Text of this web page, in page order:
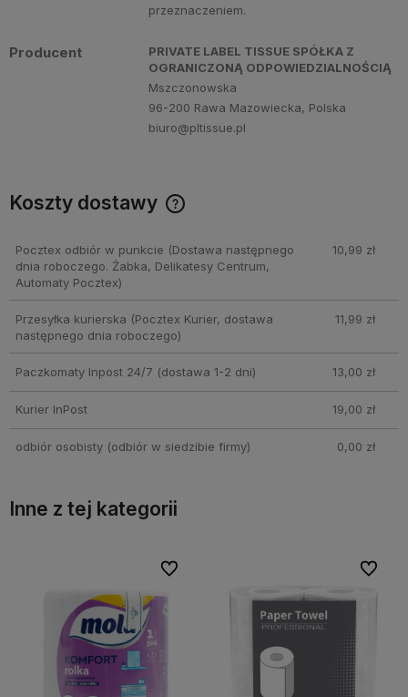
przeznaczeniem.
Producent
PRIVATE LABEL TISSUE SPÓŁKA Z
OGRANICZONĄ ODPOWIEDZIALNOŚCIĄ
Mszczonowska
96-200 Rawa Mazowiecka, Polska
biuro@pltissue.pl
Koszty dostawy
Pocztex odbiór w punkcie (Dostawa następnego
dnia roboczego. Żabka, Delikatesy Centrum,
Automaty Pocztex)
10,99 zł
Przesyłka kurierska (Pocztex Kurier, dostawa
następnego dnia roboczego)
11,99 zł
Paczkomaty Inpost 24/7 (dostawa 1-2 dni) 13,00 zł
Kurier InPost 19,00 zł
odbiór osobisty(odbiór w siedzibie firmy) 0,00 zł
Inne z tej kategorii
Do ulubionych
Do ulubionych Do
Do